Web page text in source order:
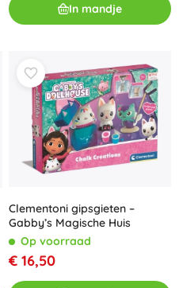
In mandje
Clementoni gipsgieten –
Gabby’s Magische Huis
Op voorraad
€ 16,50